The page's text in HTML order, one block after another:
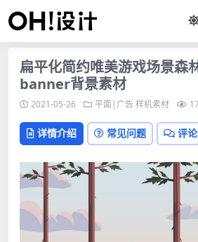
扁平化简约唯美游戏场景森
banner背景素材
2021-05-26 平面|广告样机素材
详情介绍 常见问题 评